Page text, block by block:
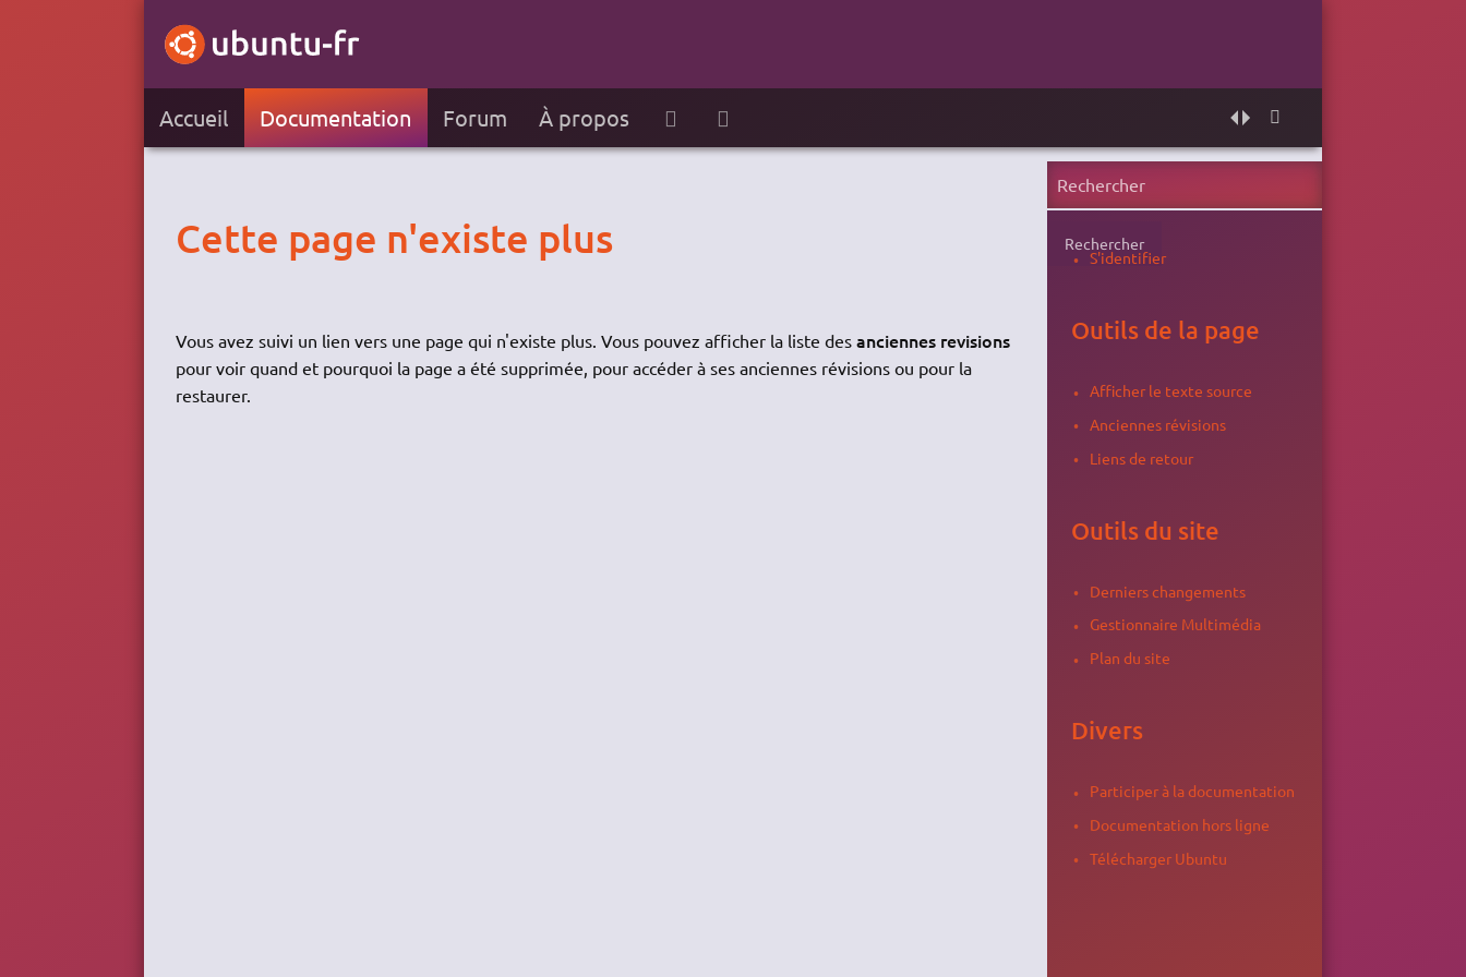
Accueil Documentation Forum À propos
Cette page n'existe plus
Vous avez suivi un lien vers une page qui n'existe plus. Vous pouvez afficher la liste des anciennes revisions
pour voir quand et pourquoi la page a été supprimée, pour accéder à ses anciennes révisions ou pour la
restaurer.
Rechercher
S'identifier
Outils de la page
Afficher le texte source
Anciennes révisions
Liens de retour
Outils du site
Derniers changements
Gestionnaire Multimédia
Plan du site
Divers
Participer à la documentation
Documentation hors ligne
Télécharger Ubuntu